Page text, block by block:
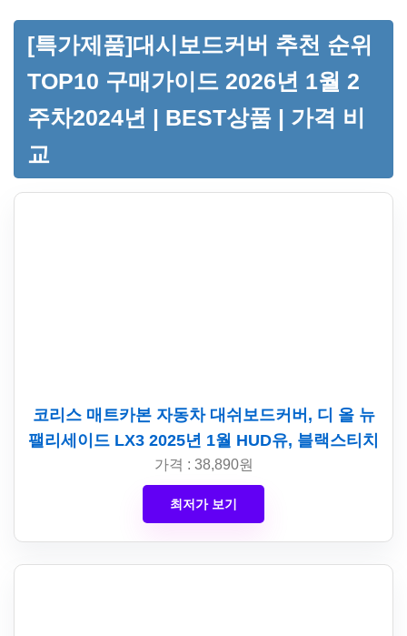
[특가제품]대시보드커버 추천 순위
TOP10 구매가이드 2026년 1월 2
주차2024년 | BEST상품 | 가격 비
교
코리스 매트카본 자동차 대쉬보드커버, 디 올 뉴
팰리세이드 LX3 2025년 1월 HUD유, 블랙스티치
가격 : 38,890원
최저가 보기